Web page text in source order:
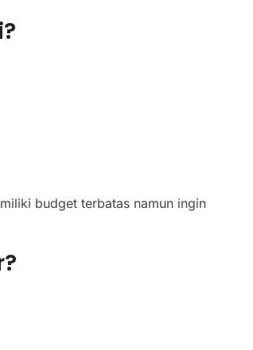
budget terbatas namun ingin